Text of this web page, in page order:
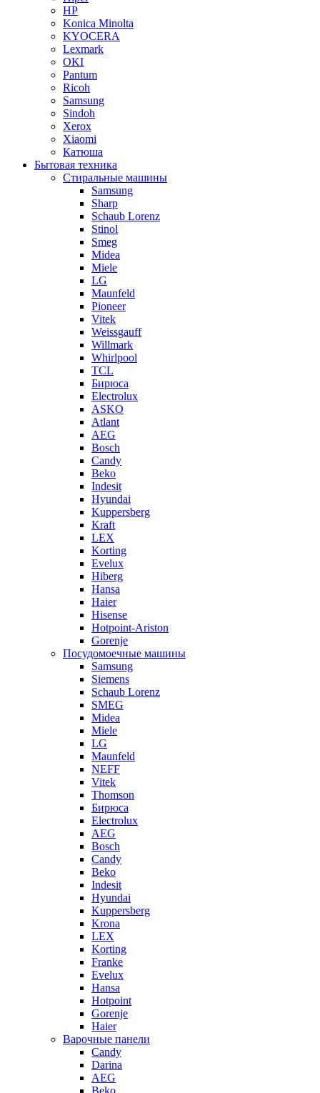
HP
Konica Minolta
KYOCERA
Lexmark
OKI
Pantum
Ricoh
Samsung
Sindoh
Xerox
Xiaomi
Катюша
Бытовая техника
Стиральные машины
Samsung
Sharp
Schaub Lorenz
Stinol
Smeg
Midea
Miele
LG
Maunfeld
Pioneer
Vitek
Weissgauff
Willmark
Whirlpool
TCL
Бирюса
Electrolux
ASKO
Atlant
AEG
Bosch
Candy
Beko
Indesit
Hyundai
Kuppersberg
Kraft
LEX
Korting
Evelux
Hiberg
Hansa
Haier
Hisense
Hotpoint-Ariston
Gorenje
Посудомоечные машины
Samsung
Siemens
Schaub Lorenz
SMEG
Midea
Miele
LG
Maunfeld
NEFF
Vitek
Thomson
Бирюса
Electrolux
AEG
Bosch
Candy
Beko
Indesit
Hyundai
Kuppersberg
Krona
LEX
Korting
Franke
Evelux
Hansa
Hotpoint
Gorenje
Haier
Варочные панели
Candy
Darina
AEG